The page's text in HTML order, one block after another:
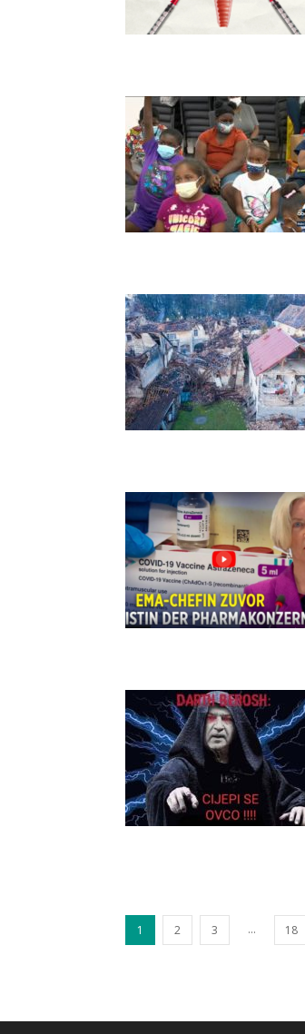
1 2 3 ... 18